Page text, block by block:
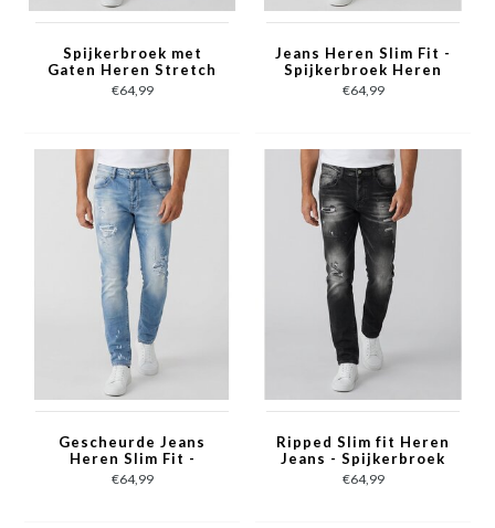
Spijkerbroek met
Gaten Heren Stretch
Slim Fit Jeans -
Spijkerbroek Heren
€64,99
Jeans Heren Slim Fit -
Spijkerbroek Heren
Volwassenen -Stretch
Jeans Heren -8373-
€64,99
Gescheurde Jeans
Heren Slim Fit -
Spijkerbroek Heren
Volwassenen -Stretch
€64,99
Ripped Slim fit Heren
Jeans - Spijkerbroek
Heren Volwassenen -
Stretch Jeans Heren
€64,99